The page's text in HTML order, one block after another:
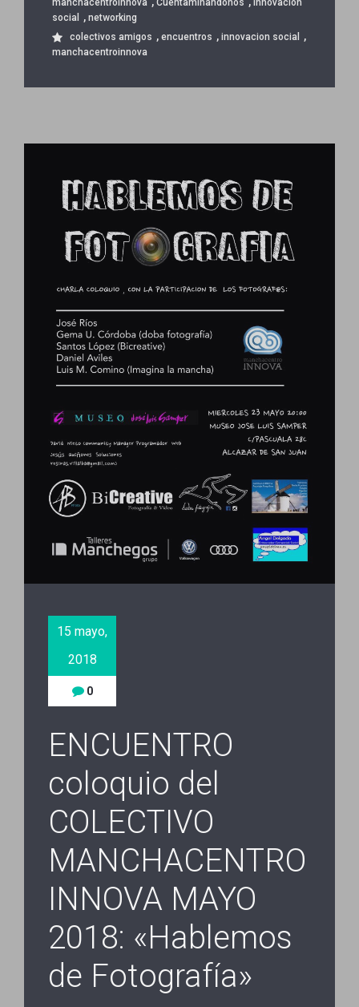
manchacentroinnova
Cuentaminandonos
innovacion
social
, networking
colectivos amigos , encuentros , innovacion social ,
manchacentroinnova
15 mayo,
2018
0
ENCUENTRO
coloquio del
COLECTIVO
MANCHACENTRO
INNOVA MAYO
2018: «Hablemos
de Fotografía»